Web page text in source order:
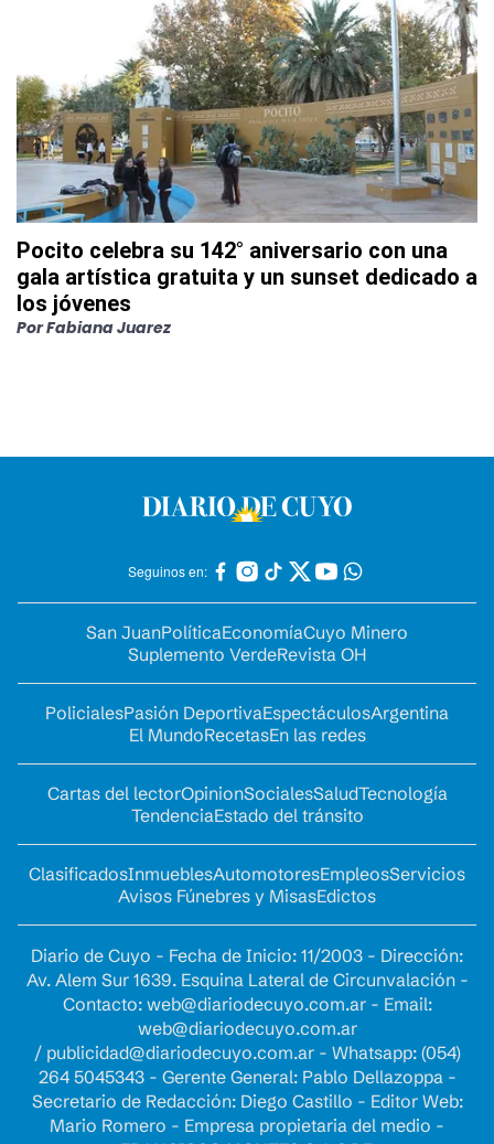
Pocito celebra su 142° aniversario con una
gala artística gratuita y un sunset dedicado a
los jóvenes
PorFabiana Juarez
Seguinos en:
San JuanPolíticaEconomíaCuyo Minero
Suplemento VerdeRevista OH
PolicialesPasión DeportivaEspectáculosArgentina
El MundoRecetasEn las redes
Cartas del lectorOpinionSocialesSaludTecnología
TendenciaEstado del tránsito
ClasificadosInmueblesAutomotoresEmpleosServicios
Avisos Fúnebres y MisasEdictos
Diario de Cuyo - Fecha de Inicio: 11/2003 - Dirección:
Av. Alem Sur 1639. Esquina Lateral de Circunvalación -
Contacto: web@diariodecuyo.com.ar- Email:
web@diariodecuyo.com.ar
/ publicidad@diariodecuyo.com.ar- Whatsapp: (054)
264 5045343 - Gerente General: Pablo Dellazoppa -
Secretario de Redacción: Diego Castillo - Editor Web:
Mario Romero - Empresa propietaria del medio -